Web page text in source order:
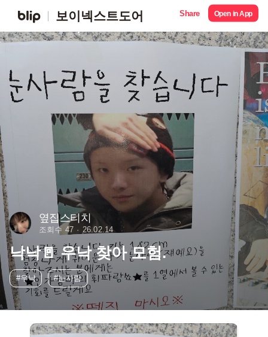
보이넥스트도어 Share Open in App
옆집스티치
조회수 47 26.02.14
낙낙🚪 우낙 찾아 모험.
#우낙 #눈사람